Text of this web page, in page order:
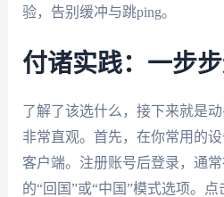
验，告别缓冲与跳ping。
付诸实践：一步
了解了该选什么，接下来就是
非常直观。首先，在你常用的
客户端。注册账号后登录，通
的“回国”或“中国”模式选项。